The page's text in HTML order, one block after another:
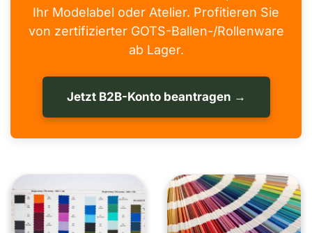
Ihr Modelabel oder Atelier. Profitieren Sie
von zertifizierter GOTS-Ballen-/Rollenware
ab Lager.
Jetzt B2B-Konto beantragen →